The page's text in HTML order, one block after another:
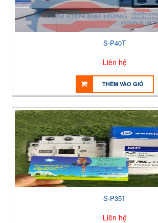
S-P40T
Liên hệ
THÊM VÀO GIỎ
S-P35T
Liên hệ